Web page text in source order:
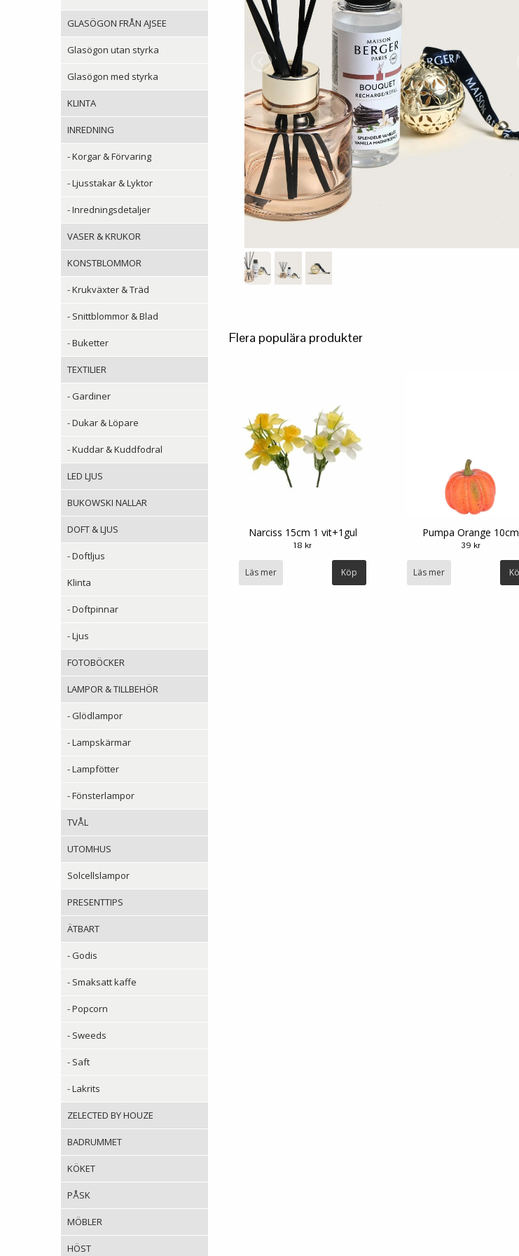
GLASÖGON FRÅN AJSEE
Glasögon utan styrka
Glasögon med styrka
KLINTA
INREDNING
- Korgar & Förvaring
- Ljusstakar & Lyktor
- Inredningsdetaljer
VASER & KRUKOR
KONSTBLOMMOR
- Krukväxter & Träd
- Snittblommor & Blad
- Buketter
TEXTILIER
- Gardiner
- Dukar & Löpare
- Kuddar & Kuddfodral
LED LJUS
BUKOWSKI NALLAR
DOFT & LJUS
- Doftljus
Klinta
- Doftpinnar
- Ljus
FOTOBÖCKER
LAMPOR & TILLBEHÖR
- Glödlampor
- Lampskärmar
- Lampfötter
- Fönsterlampor
TVÅL
UTOMHUS
Solcellslampor
PRESENTTIPS
ÄTBART
- Godis
- Smaksatt kaffe
- Popcorn
- Sweeds
- Saft
- Lakrits
ZELECTED BY HOUZE
BADRUMMET
KÖKET
PÅSK
MÖBLER
HÖST
Flera populära produkter
Narciss 15cm 1 vit+1gul
18 kr
Läs mer
Pumpa Orange 10cm
39 kr
Läs mer